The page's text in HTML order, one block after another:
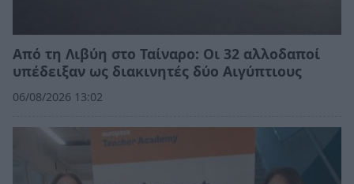
Από τη Λιβύη στο Ταίναρο: Οι 32 αλλοδαποί
υπέδειξαν ως διακινητές δύο Αιγύπτιους
06/08/2026 13:02